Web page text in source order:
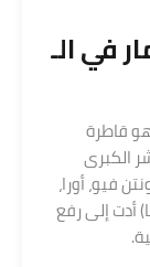
في الـ
قاطرة
الكبرى
فيو، أورا،
أدت إلى رفع